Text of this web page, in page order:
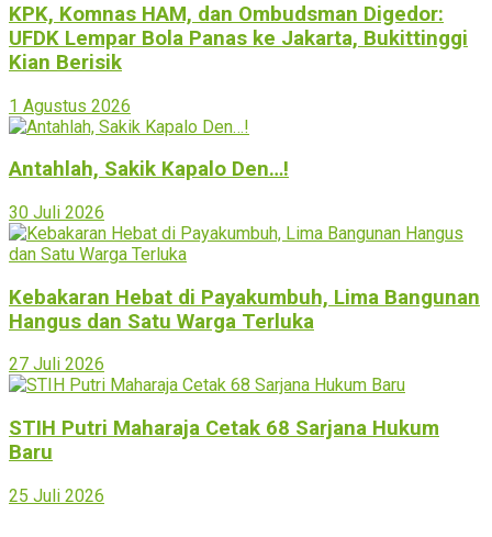
KPK, Komnas HAM, dan Ombudsman Digedor:
UFDK Lempar Bola Panas ke Jakarta, Bukittinggi
Kian Berisik
1 Agustus 2026
Antahlah, Sakik Kapalo Den…!
30 Juli 2026
Kebakaran Hebat di Payakumbuh, Lima Bangunan
Hangus dan Satu Warga Terluka
27 Juli 2026
STIH Putri Maharaja Cetak 68 Sarjana Hukum
Baru
25 Juli 2026